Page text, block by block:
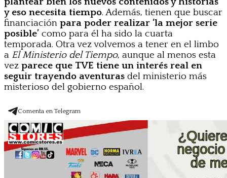
y eso necesita tiempo. Además, tienen que buscar
financiación para poder realizar ‘la mejor serie
posible’ como para él ha sido la cuarta
temporada. Otra vez volvemos a tener en el limbo
a El Ministerio del Tiempo, aunque al menos esta
vez parece que TVE tiene un interés real en
seguir trayendo aventuras del ministerio más
misterioso del gobierno español.
Comenta en Telegram